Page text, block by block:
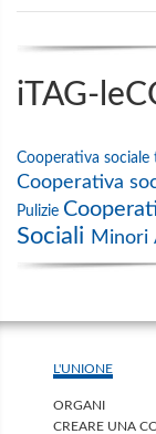
iTAG-
Cooperativa sociale
Cooperativa
Pulizie
Sociali Minori
L'UNIONE
ORGANI
CREARE UNA